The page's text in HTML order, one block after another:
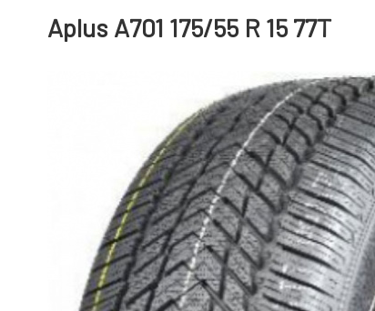
Aplus A701 175/55 R 15 77T